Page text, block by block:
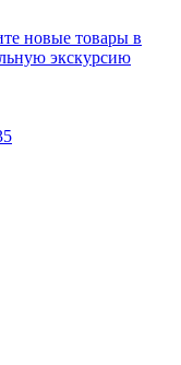
новые товары в
экскурсию